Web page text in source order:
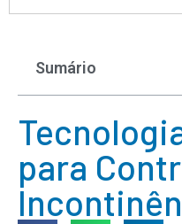
Sumário
para